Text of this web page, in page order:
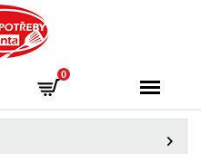
0